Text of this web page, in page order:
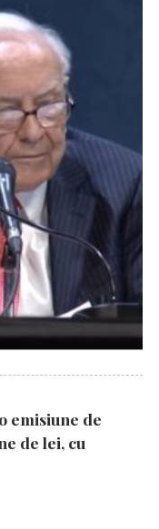
emisiune de
de lei, cu